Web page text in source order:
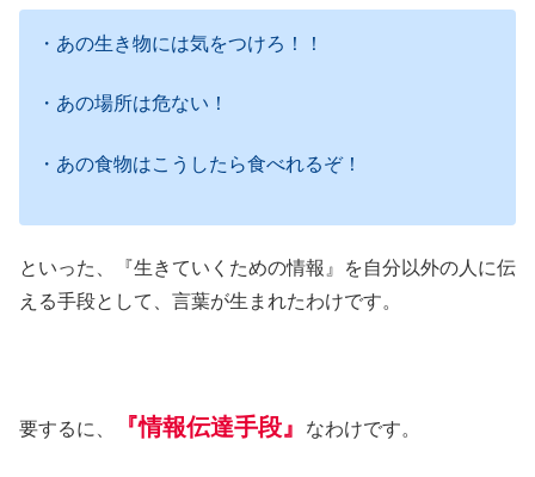
・あの生き物には気をつけろ！！
・あの場所は危ない！
・あの食物はこうしたら食べれるぞ！
といった、『生きていくための情報』を自分以外の人に伝
える手段として、言葉が生まれたわけです。
要するに、 『情報伝達手段』 なわけです。